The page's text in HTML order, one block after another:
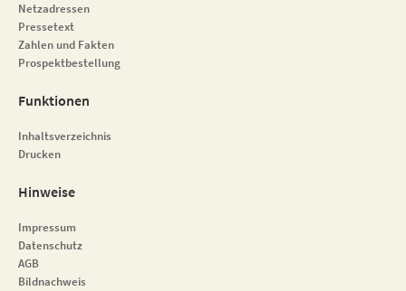
Netzadressen
Pressetext
Zahlen und Fakten
Prospektbestellung
Funktionen
Inhaltsverzeichnis
Drucken
Hinweise
Impressum
Datenschutz
AGB
Bildnachweis